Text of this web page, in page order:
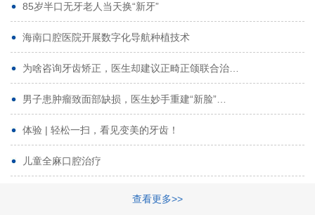
代艳虹 林芳诚
曹香林 姜炳华
姚宗将 梁春晓
林夏羽 颜晶
路娜 商晔
周碧玲
85岁半口无牙老人当天换“新牙”
海南口腔医院开展数字化导航种植技术
为啥咨询牙齿矫正，医生却建议正畸正颌联合治…
男子患肿瘤致面部缺损，医生妙手重建“新脸”…
体验 | 轻松一扫，看见变美的牙齿！
儿童全麻口腔治疗
查看更多>>